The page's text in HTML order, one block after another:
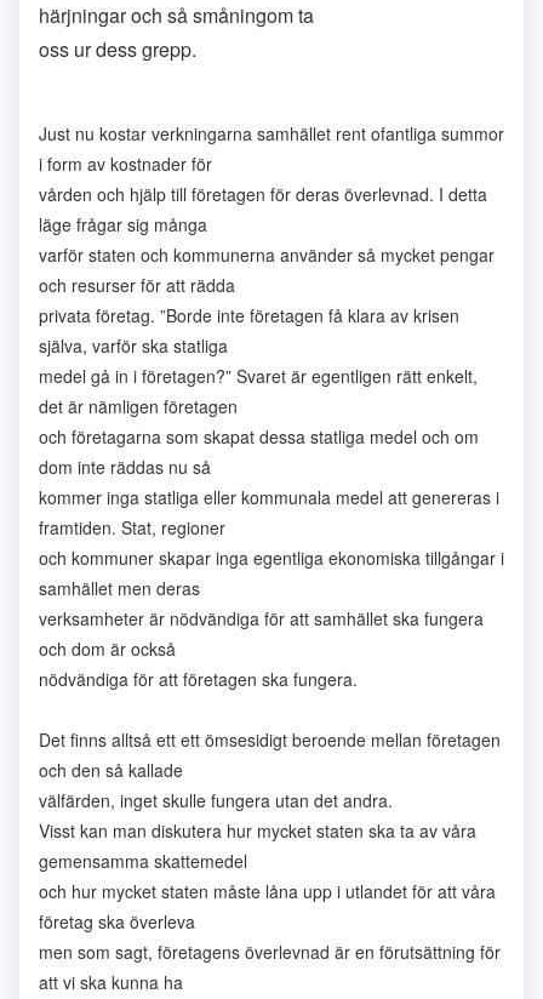
härjningar och så småningom ta
oss ur dess grepp.
Just nu kostar verkningarna samhället rent ofantliga summor
i form av kostnader för
vården och hjälp till företagen för deras överlevnad. I detta
läge frågar sig många
varför staten och kommunerna använder så mycket pengar
och resurser för att rädda
privata företag. ”Borde inte företagen få klara av krisen
själva, varför ska statliga
medel gå in i företagen?” Svaret är egentligen rätt enkelt,
det är nämligen företagen
och företagarna som skapat dessa statliga medel och om
dom inte räddas nu så
kommer inga statliga eller kommunala medel att genereras i
framtiden. Stat, regioner
och kommuner skapar inga egentliga ekonomiska tillgångar i
samhället men deras
verksamheter är nödvändiga för att samhället ska fungera
och dom är också
nödvändiga för att företagen ska fungera.
Det finns alltså ett ett ömsesidigt beroende mellan företagen
och den så kallade
välfärden, inget skulle fungera utan det andra.
Visst kan man diskutera hur mycket staten ska ta av våra
gemensamma skattemedel
och hur mycket staten måste låna upp i utlandet för att våra
företag ska överleva
men som sagt, företagens överlevnad är en förutsättning för
att vi ska kunna ha